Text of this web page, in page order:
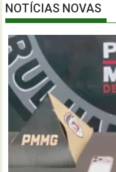
NOTÍCIAS NOVAS